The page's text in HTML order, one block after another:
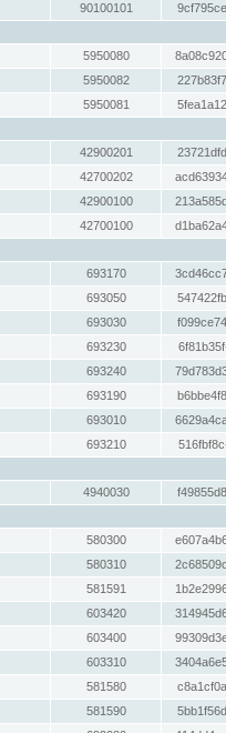
90100101
5950080
5950082
5950081
42900201
42700202
42900100
42700100
693170
693050
693030
693230
693240
693190
693010
693210
4940030
580300
580310
581591
603420
603400
603310
581580
581590